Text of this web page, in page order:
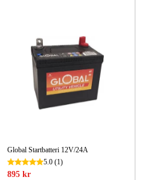
Kampanjer
Varumärken
Våra varumärken
Kontakt & Öppettider
Global Startbatteri 12V/24A
5.0 (1)
895 kr